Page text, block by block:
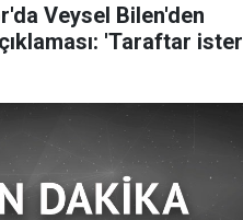
Veysel Bilen'den
'Taraftar ister